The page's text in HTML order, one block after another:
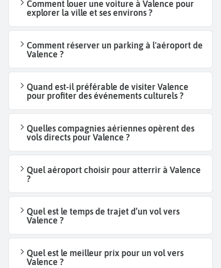
Comment louer une voiture à Valence pour
explorer la ville et ses environs ?
Comment réserver un parking à l'aéroport de
Valence ?
Quand est-il préférable de visiter Valence
pour profiter des événements culturels ?
Quelles compagnies aériennes opèrent des
vols directs pour Valence ?
Quel aéroport choisir pour atterrir à Valence
?
Quel est le temps de trajet d’un vol vers
Valence ?
Quel est le meilleur prix pour un vol vers
Valence ?